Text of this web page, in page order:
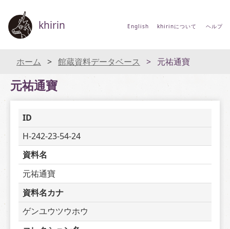
khirin English khirinについて ヘルプ
ホーム 館蔵資料データベース 元祐通寶
元祐通寶
ID
H-242-23-54-24
資料名
元祐通寶
資料名カナ
ゲンユウツウホウ